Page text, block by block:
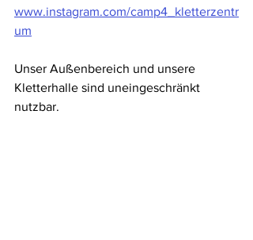
www.instagram.com/camp4_kletterzentr
um
Unser Außenbereich und unsere
Kletterhalle sind uneingeschränkt
nutzbar.